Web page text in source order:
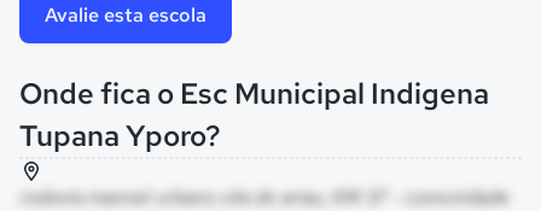
Avalie esta escola
Onde fica o Esc Municipal Indigena
Tupana Yporo?
rodovia manoel urbano vila do ariau, KM 37 - comunidade